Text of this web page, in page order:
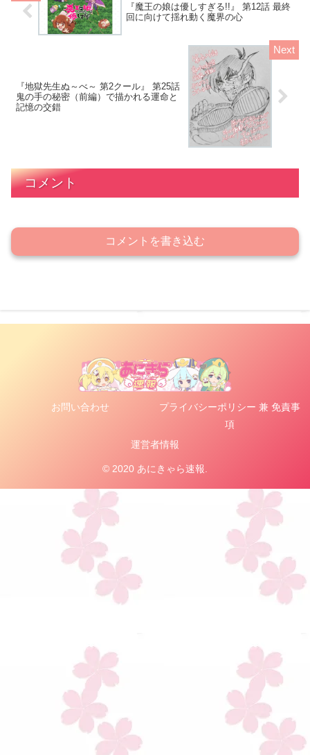
『魔王の娘は優しすぎる!!』 第12話 最終
回に向けて揺れ動く魔界の心
『地獄先生ぬ～べ～ 第2クール』 第25話
鬼の手の秘密（前編）で描かれる運命と
記憶の交錯
コメント
コメントを書き込む
お問い合わせ
プライバシーポリシー 兼 免責事
項
運営者情報
© 2020 あにきゃら速報.